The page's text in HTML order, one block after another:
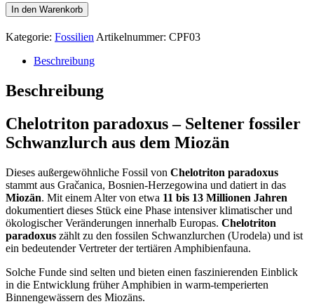
Chelotriton
paradoxus
Menge
In den Warenkorb
Kategorie: Fossilien Artikelnummer: CPF03
Beschreibung
Beschreibung
Chelotriton paradoxus – Seltener fossiler
Schwanzlurch aus dem Miozän
Dieses außergewöhnliche Fossil von Chelotriton paradoxus
stammt aus Gračanica, Bosnien-Herzegowina und datiert in das
Miozän. Mit einem Alter von etwa 11 bis 13 Millionen Jahren
dokumentiert dieses Stück eine Phase intensiver klimatischer und
ökologischer Veränderungen innerhalb Europas. Chelotriton
paradoxus zählt zu den fossilen Schwanzlurchen (Urodela) und ist
ein bedeutender Vertreter der tertiären Amphibienfauna.
Solche Funde sind selten und bieten einen faszinierenden Einblick
in die Entwicklung früher Amphibien in warm-temperierten
Binnengewässern des Miozäns.